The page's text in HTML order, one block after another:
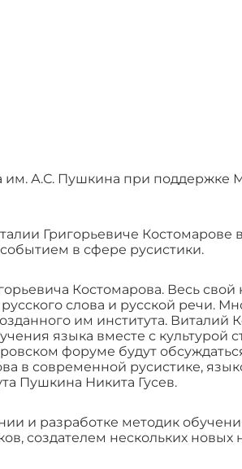
им. А.С. Пушкина при поддержке
Григорьевиче Костомарове в
в сфере русистики.
Костомарова. Весь свой
слова и русской речи.
им института. Виталий
языка вместе с культурой
форуме будут
в современной русистике,
Пушкина Никита Гусев.
и разработке методик
создателем нескольких